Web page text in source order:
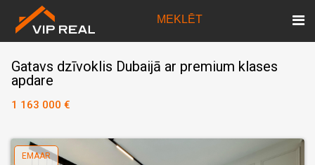
MEKLĒT
Gatavs dzīvoklis Dubaijā ar premium klases
apdare
1 163 000 €
EMAAR